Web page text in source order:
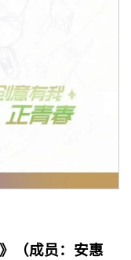
（成员：安惠